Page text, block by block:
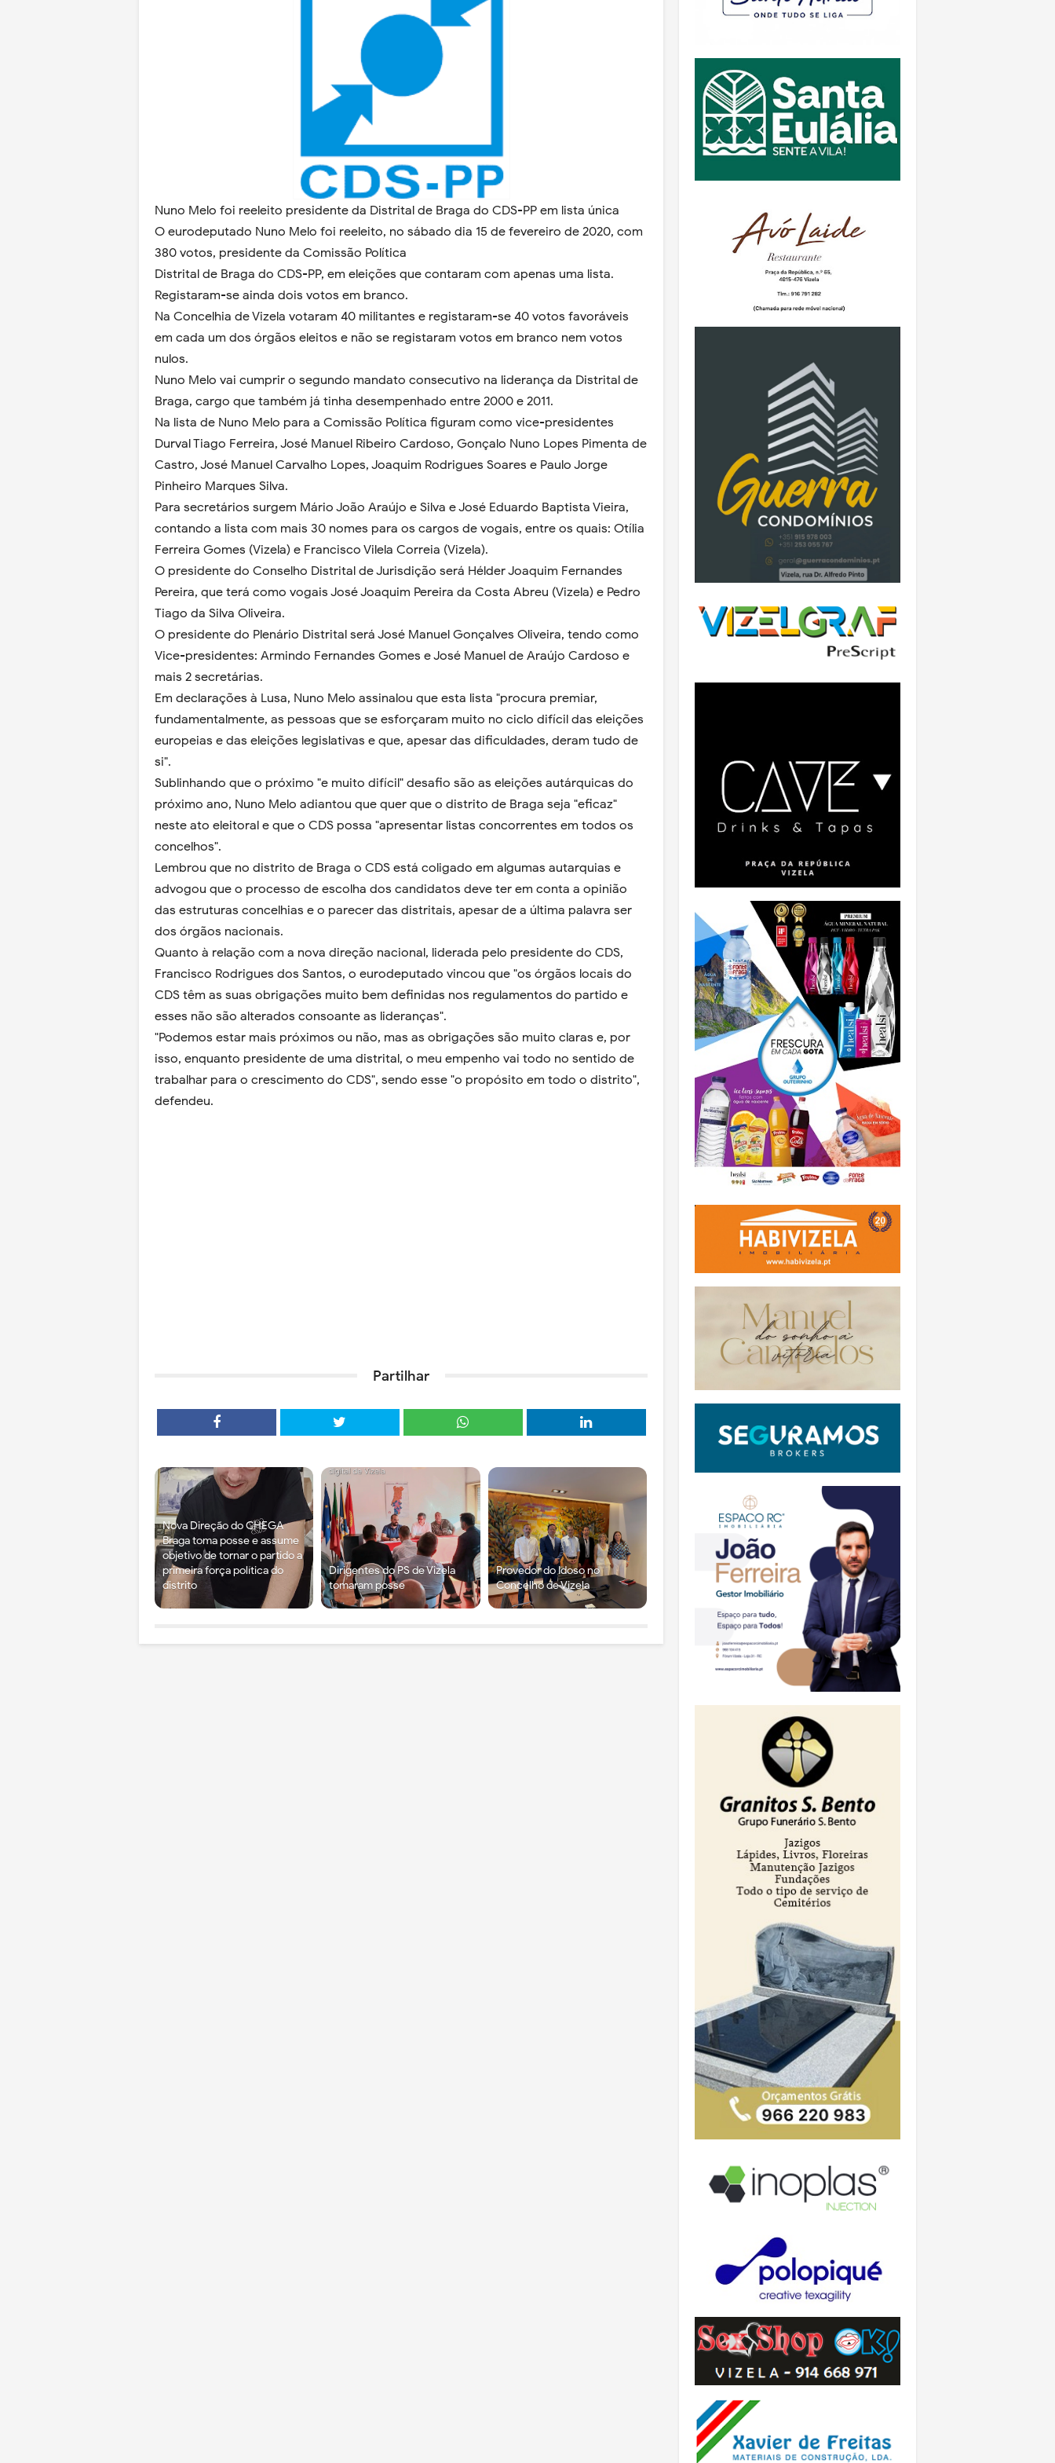
Nuno Melo foi reeleito presidente da Distrital de Braga do CDS-PP em lista única
O eurodeputado Nuno Melo foi reeleito, no sábado dia 15 de fevereiro de 2020, com
380 votos, presidente da Comissão Política
Distrital de Braga do CDS-PP, em eleições que contaram com apenas uma lista.
Registaram-se ainda dois votos em branco.
Na Concelhia de Vizela votaram 40 militantes e registaram-se 40 votos favoráveis
em cada um dos órgãos eleitos e não se registaram votos em branco nem votos
nulos.
Nuno Melo vai cumprir o segundo mandato consecutivo na liderança da Distrital de
Braga, cargo que também já tinha desempenhado entre 2000 e 2011.
Na lista de Nuno Melo para a Comissão Política figuram como vice-presidentes
Durval Tiago Ferreira, José Manuel Ribeiro Cardoso, Gonçalo Nuno Lopes Pimenta de
Castro, José Manuel Carvalho Lopes, Joaquim Rodrigues Soares e Paulo Jorge
Pinheiro Marques Silva.
Para secretários surgem Mário João Araújo e Silva e José Eduardo Baptista Vieira,
contando a lista com mais 30 nomes para os cargos de vogais, entre os quais: Otília
Ferreira Gomes (Vizela) e Francisco Vilela Correia (Vizela).
O presidente do Conselho Distrital de Jurisdição será Hélder Joaquim Fernandes
Pereira, que terá como vogais José Joaquim Pereira da Costa Abreu (Vizela) e Pedro
Tiago da Silva Oliveira.
O presidente do Plenário Distrital será José Manuel Gonçalves Oliveira, tendo como
Vice-presidentes: Armindo Fernandes Gomes e José Manuel de Araújo Cardoso e
mais 2 secretárias.
Em declarações à Lusa, Nuno Melo assinalou que esta lista "procura premiar,
fundamentalmente, as pessoas que se esforçaram muito no ciclo difícil das eleições
europeias e das eleições legislativas e que, apesar das dificuldades, deram tudo de
si".
Sublinhando que o próximo "e muito difícil" desafio são as eleições autárquicas do
próximo ano, Nuno Melo adiantou que quer que o distrito de Braga seja "eficaz"
neste ato eleitoral e que o CDS possa "apresentar listas concorrentes em todos os
concelhos".
Lembrou que no distrito de Braga o CDS está coligado em algumas autarquias e
advogou que o processo de escolha dos candidatos deve ter em conta a opinião
das estruturas concelhias e o parecer das distritais, apesar de a última palavra ser
dos órgãos nacionais.
Quanto à relação com a nova direção nacional, liderada pelo presidente do CDS,
Francisco Rodrigues dos Santos, o eurodeputado vincou que "os órgãos locais do
CDS têm as suas obrigações muito bem definidas nos regulamentos do partido e
esses não são alterados consoante as lideranças".
"Podemos estar mais próximos ou não, mas as obrigações são muito claras e, por
isso, enquanto presidente de uma distrital, o meu empenho vai todo no sentido de
trabalhar para o crescimento do CDS", sendo esse "o propósito em todo o distrito",
defendeu.
Partilhar
Nova Direção do CHEGA
Braga toma posse e assume
objetivo de tornar o partido a
primeira força política do
distrito
Dirigentes do PS de Vizela
tomaram posse
Provedor do Idoso no
Concelho de Vizela